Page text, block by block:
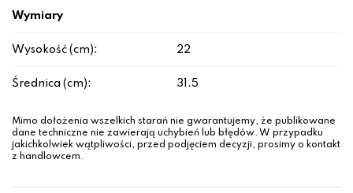
Wymiary
Wysokość (cm): 22
Średnica (cm): 31.5
Mimo dołożenia wszelkich starań nie gwarantujemy, że publikowane
dane techniczne nie zawierają uchybień lub błędów. W przypadku
jakichkolwiek wątpliwości, przed podjęciem decyzji, prosimy o kontakt
z handlowcem.